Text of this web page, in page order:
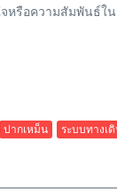
รือความสัมพันธ์ใ
ปากเหม็น ระบบทางเ